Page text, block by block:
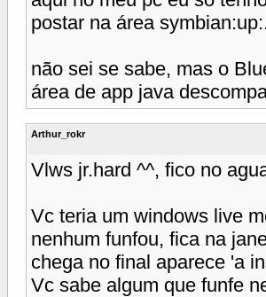
postar na área
não sei se sabe, mas o
área de app java
Arthur_rokr
Vlws jr.hard ^^, fico no
Vc teria um windows live
nenhum funfou, fica na
chega no final aparece 'a
Vc sabe algum que funfe